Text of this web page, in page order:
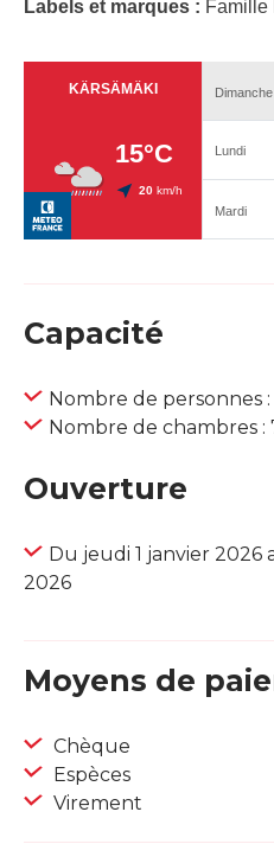
Labels et marques : Famille
Capacité
Nombre de personnes :
Nombre de chambres :
Ouverture
Du jeudi 1 janvier 2026
2026
Moyens de
Chèque
Espèces
Virement